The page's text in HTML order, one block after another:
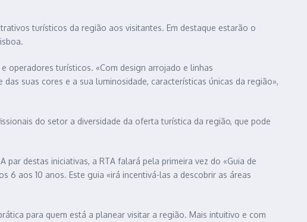
turísticos da região aos visitantes. Em destaque estarão o
operadores turísticos. «Com design arrojado e linhas
suas cores e a sua luminosidade, características únicas da região»,
do setor a diversidade da oferta turística da região, que pode
destas iniciativas, a RTA falará pela primeira vez do «Guia de
6 aos 10 anos. Este guia «irá incentivá-las a descobrir as áreas
para quem está a planear visitar a região. Mais intuitivo e com